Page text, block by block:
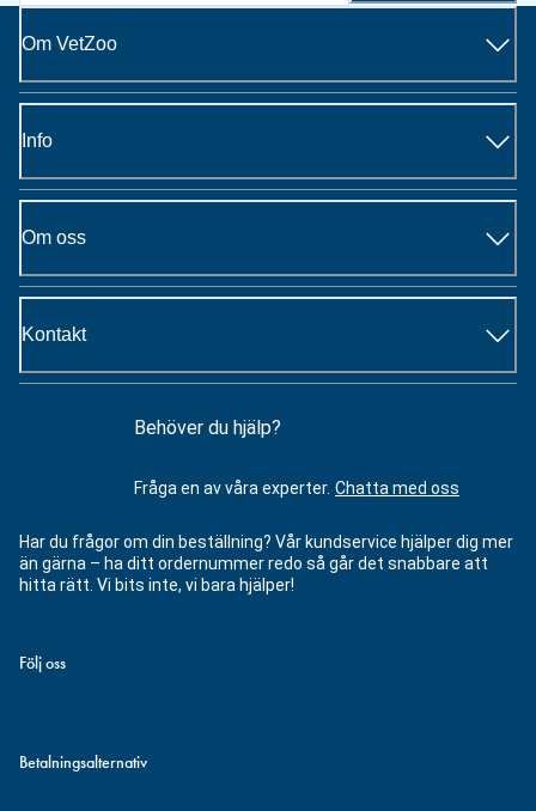
Om VetZoo
Info
Om oss
Kontakt
Behöver du hjälp?
Fråga en av våra experter. Chatta med oss
Har du frågor om din beställning? Vår kundservice hjälper dig mer
än gärna – ha ditt ordernummer redo så går det snabbare att
hitta rätt. Vi bits inte, vi bara hjälper!
Följ oss
Betalningsalternativ